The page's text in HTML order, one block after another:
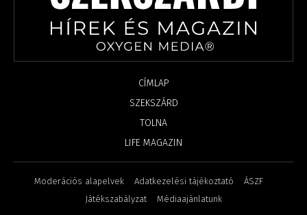
CÍMLAP
SZEKSZÁRD
TOLNA
LIFE MAGAZIN
Moderációs alapelvek Adatkezelési tájékoztató
ÁSZF
Játékszabályzat
Médiaajánlatunk